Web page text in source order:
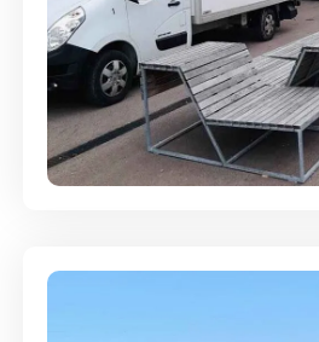
Umzugsreinigung - mit
Abgabegarantie